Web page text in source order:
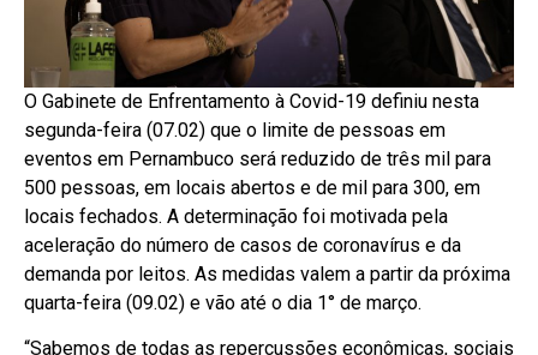
O Gabinete de Enfrentamento à Covid-19 definiu nesta
segunda-feira (07.02) que o limite de pessoas em
eventos em Pernambuco será reduzido de três mil para
500 pessoas, em locais abertos e de mil para 300, em
locais fechados. A determinação foi motivada pela
aceleração do número de casos de coronavírus e da
demanda por leitos. As medidas valem a partir da próxima
quarta-feira (09.02) e vão até o dia 1° de março.
“Sabemos de todas as repercussões econômicas, sociais